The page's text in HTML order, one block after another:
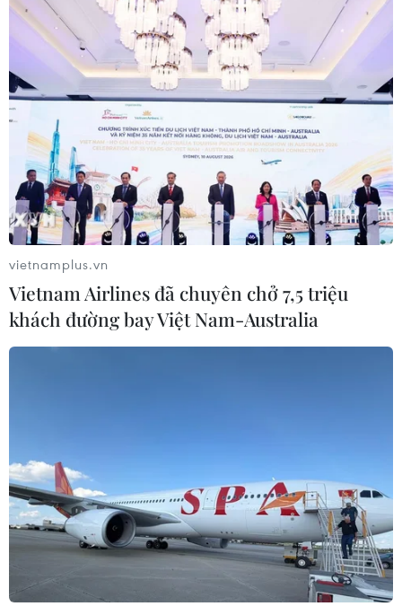
vietnamplus.vn
Vietnam Airlines đã chuyên chở 7,5 triệu
khách đường bay Việt Nam-Australia